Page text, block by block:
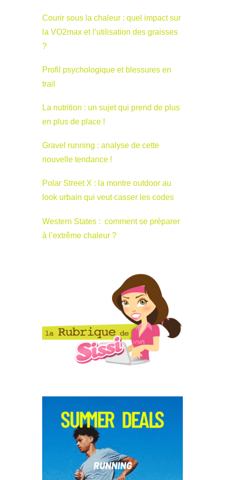
Courir sous la chaleur : quel impact sur
la VO2max et l’utilisation des graisses
?
Profil psychologique et blessures en
trail
La nutrition : un sujet qui prend de plus
en plus de place !
Gravel running : analyse de cette
nouvelle tendance !
Polar Street X : la montre outdoor au
look urbain qui veut casser les codes
Western States : comment se préparer
à l’extrême chaleur ?